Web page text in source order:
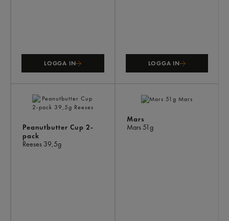
LOGGA IN LOGGA IN
Peanutbutter Cup 2-
pack
Reeses 39,5g
Mars
Mars51g